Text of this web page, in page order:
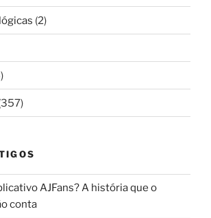
(2)
AJFans? A história que o
conta